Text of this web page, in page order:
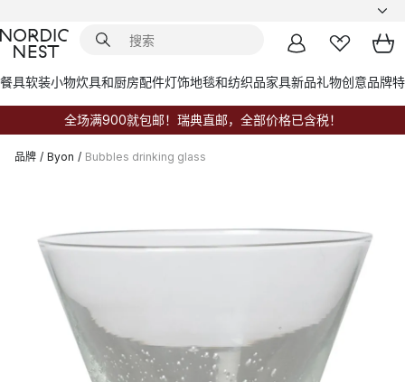
餐具软装小物炊具和厨房配件灯饰地毯和纺织品家具新品礼物创意品牌
全场满900就包邮！瑞典直邮，全部价格已含税！
品牌 / Byon / Bubbles drinking glass